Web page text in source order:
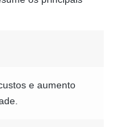
e aumento